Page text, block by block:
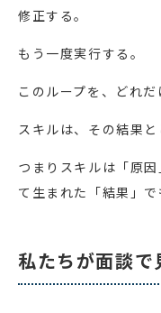
修正する。
もう一度実行する。
このループを、どれだ
スキルは、その結果と
つまりスキルは「原
て生まれた「結果」で
私たちが面談で